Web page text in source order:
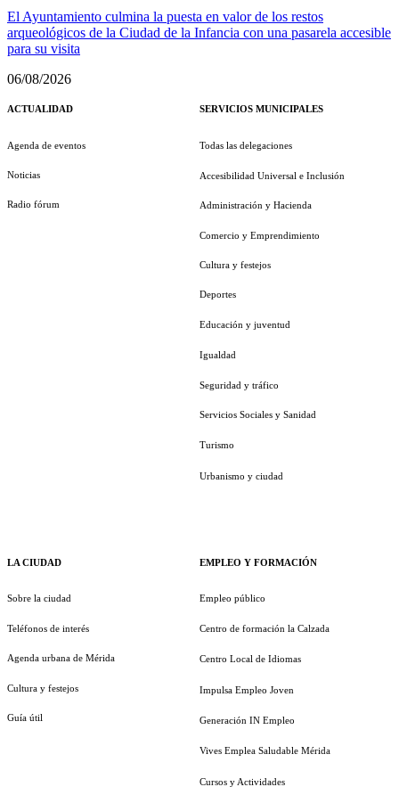
El Ayuntamiento culmina la puesta en valor de los restos
arqueológicos de la Ciudad de la Infancia con una pasarela accesible
para su visita
06/08/2026
ACTUALIDAD
Agenda de eventos
Noticias
Radio fórum
LA CIUDAD
Sobre la ciudad
Teléfonos de interés
Agenda urbana de Mérida
Cultura y festejos
Guía útil
SERVICIOS MUNICIPALES
Todas las delegaciones
Accesibilidad Universal e Inclusión
Administración y Hacienda
Comercio y Emprendimiento
Cultura y festejos
Deportes
Educación y juventud
Igualdad
Seguridad y tráfico
Servicios Sociales y Sanidad
Turismo
Urbanismo y ciudad
EMPLEO Y FORMACIÓN
Empleo público
Centro de formación la Calzada
Centro Local de Idiomas
Impulsa Empleo Joven
Generación IN Empleo
Vives Emplea Saludable Mérida
Cursos y Actividades